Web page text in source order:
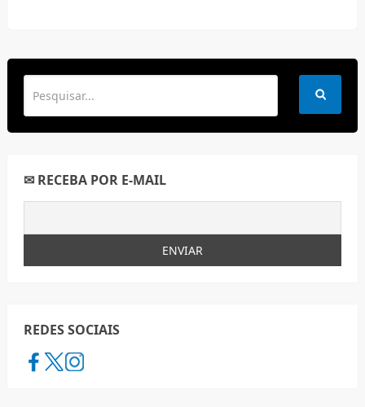
✉ RECEBA POR E-MAIL
REDES SOCIAIS